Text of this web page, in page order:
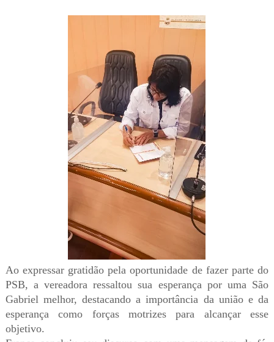
Ao expressar gratidão pela oportunidade de fazer parte do
PSB, a vereadora ressaltou sua esperança por uma São
Gabriel melhor, destacando a importância da união e da
esperança como forças motrizes para alcançar esse
objetivo.